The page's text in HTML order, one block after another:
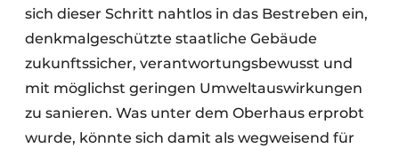
sich dieser Schritt nahtlos in das Bestreben ein,
denkmalgeschützte staatliche Gebäude
zukunftssicher, verantwortungsbewusst und
mit möglichst geringen Umweltauswirkungen
zu sanieren. Was unter dem Oberhaus erprobt
wurde, könnte sich damit als wegweisend für